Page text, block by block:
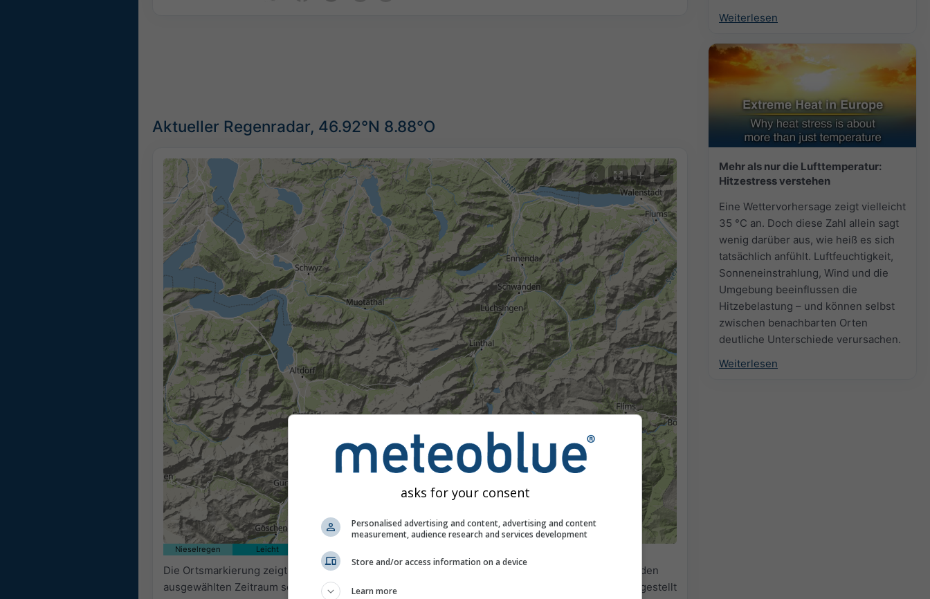
Weiterlesen
Mehr als nur die Lufttemperatur:
Hitzestress verstehen
Eine Wettervorhersage zeigt vielleicht
35 °C an. Doch diese Zahl allein sagt
wenig darüber aus, wie heiß es sich
tatsächlich anfühlt. Luftfeuchtigkeit,
Sonneneinstrahlung, Wind und die
Umgebung beeinflussen die
Hitzebelastung – und können selbst
zwischen benachbarten Orten
deutliche Unterschiede verursachen.
Weiterlesen
Aktueller Regenradar, 46.92°N 8.88°O
© + −
Nieselregen Leicht
Die Ortsmarkierung zeigt auf 46.92°N 8.88°O. Diese Animation zeigt das
für den
ausgewählten Zeitraum sowie eine2h-Vorhersage
. Orange Kreuze zeigen Blitze an. Daten bereitgestellt
asks for your consent
Personalised advertising and content, advertising and content
measurement, audience research and services development
Store and/or access information on a device
Learn more